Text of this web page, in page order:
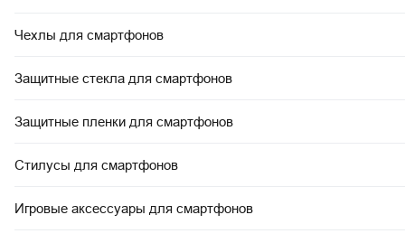
Чехлы для смартфонов
Защитные стекла для смартфонов
Защитные пленки для смартфонов
Стилусы для смартфонов
Игровые аксессуары для смартфонов